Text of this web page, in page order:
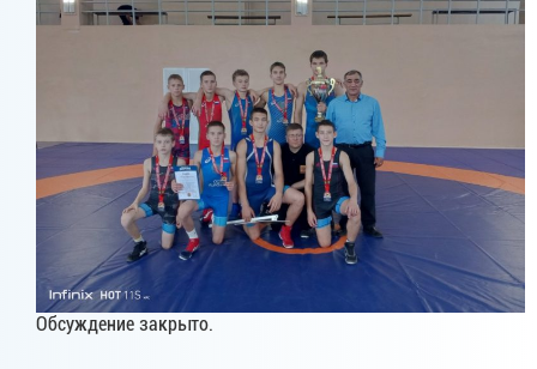
Обсуждение закрыто.